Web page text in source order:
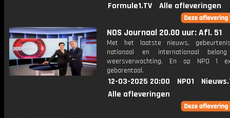
Formule1.TV
Alle afleveringen
NOS Journaal 20.00 uur: Afl. 51
Met het laatste nieuws,
nationaal en internationaal
weersverwachting. En op NPO 1
gebarentaal.
12-03-2025 20:00 NPO1
Alle afleveringen